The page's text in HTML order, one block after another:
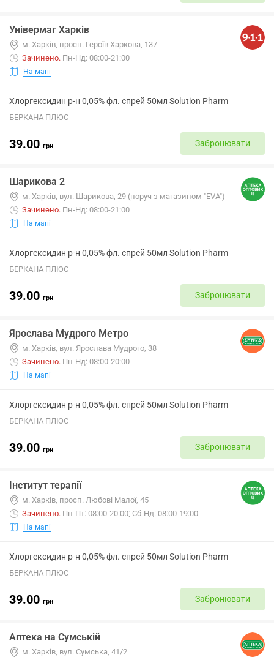
Універмаг Харків
м. Харків, просп. Героїв Харкова, 137
Зачинено. Пн-Нд: 08:00-21:00
На мапі
Хлоргексидин р-н 0,05% фл. спрей 50мл Solution Pharm
БЕРКАНА ПЛЮС
39.00 грн Забронювати
Шарикова 2
м. Харків, вул. Шарикова, 29 (поруч з магазином "EVA")
Зачинено. Пн-Нд: 08:00-21:00
На мапі
Хлоргексидин р-н 0,05% фл. спрей 50мл Solution Pharm
БЕРКАНА ПЛЮС
39.00 грн Забронювати
Ярослава Мудрого Метро
м. Харків, вул. Ярослава Мудрого, 38
Зачинено. Пн-Нд: 08:00-20:00
На мапі
Хлоргексидин р-н 0,05% фл. спрей 50мл Solution Pharm
БЕРКАНА ПЛЮС
39.00 грн Забронювати
Інститут терапії
м. Харків, просп. Любові Малої, 45
Зачинено. Пн-Пт: 08:00-20:00; Сб-Нд: 08:00-19:00
На мапі
Хлоргексидин р-н 0,05% фл. спрей 50мл Solution Pharm
БЕРКАНА ПЛЮС
39.00 грн Забронювати
Аптека на Сумській
м. Харків, вул. Сумська, 41/2